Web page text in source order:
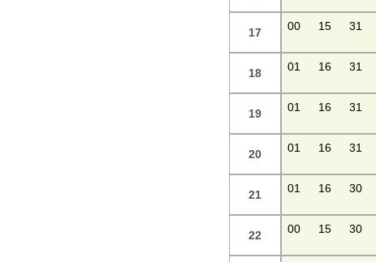
17 00 15 31
18 01 16 31
19 01 16 31
20 01 16 31
21 01 16 30
22 00 15 30